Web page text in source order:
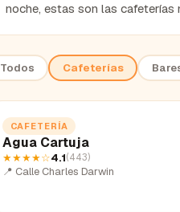
noche, estas son las cafeterías
Todos Cafeterías
CAFETERÍA
Agua Cartuja
★★★★☆4.1(443)
📍 Calle Charles Darwin